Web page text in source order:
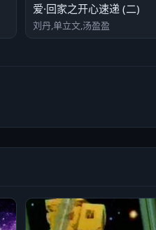
爱·回家之开心速递 (二)
刘丹,单立文,汤盈盈